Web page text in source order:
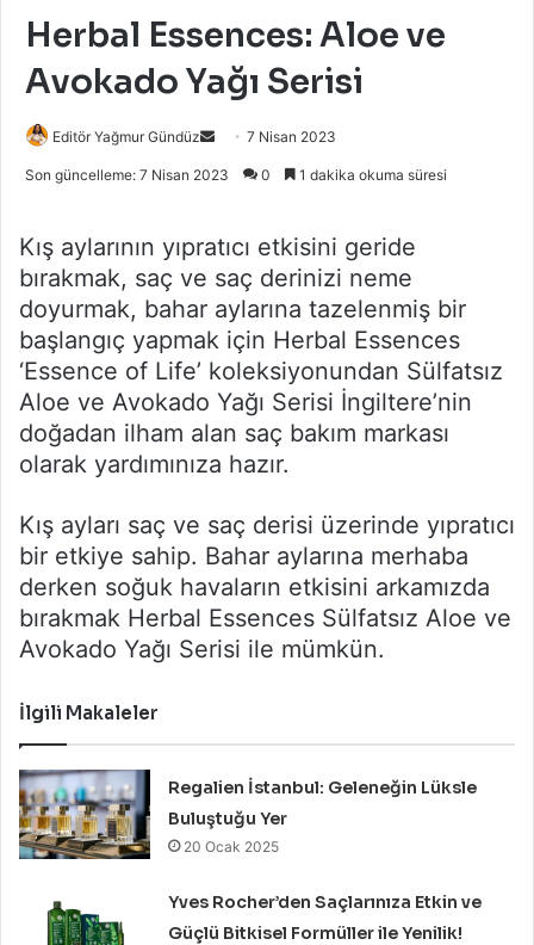
Herbal Essences: Aloe ve
Avokado Yağı Serisi
Editör Yağmur Gündüz
Bir
7 Nisan 2023
Son güncelleme: 7 Nisan 2023 0 1 dakika okuma süresi
Kış aylarının yıpratıcı etkisini geride
bırakmak, saç ve saç derinizi neme
doyurmak, bahar aylarına tazelenmiş bir
başlangıç yapmak için Herbal Essences
‘Essence of Life’ koleksiyonundan Sülfatsız
Aloe ve Avokado Yağı Serisi İngiltere’nin
doğadan ilham alan saç bakım markası
olarak yardımınıza hazır.
Kış ayları saç ve saç derisi üzerinde yıpratıcı
bir etkiye sahip. Bahar aylarına merhaba
derken soğuk havaların etkisini arkamızda
bırakmak Herbal Essences Sülfatsız Aloe ve
Avokado Yağı Serisi ile mümkün.
İlgili Makaleler
Regalien İstanbul: Geleneğin Lüksle
Buluştuğu Yer
20 Ocak 2025
Yves Rocher’den Saçlarınıza Etkin ve
Güçlü Bitkisel Formüller ile Yenilik!